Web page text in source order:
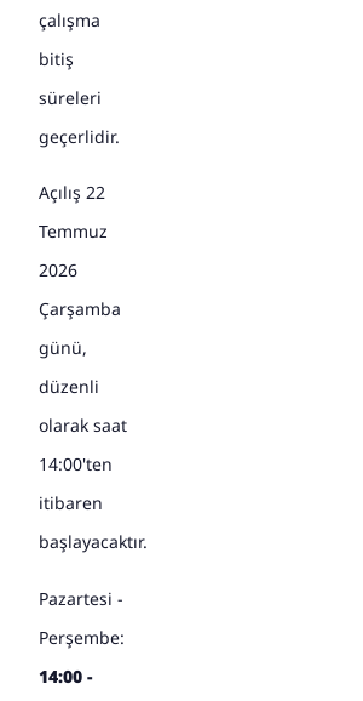
çalışma
bitiş
süreleri
geçerlidir.
Açılış 22
Temmuz
2026
Çarşamba
günü,
düzenli
olarak saat
14:00'ten
itibaren
başlayacaktır.
Pazartesi -
Perşembe:
14:00 -